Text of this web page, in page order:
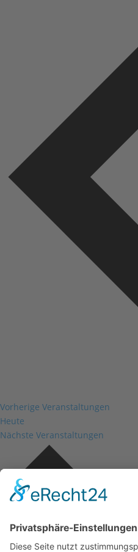
Vorherige Veranstaltungen
Heute
Nächste Veranstaltungen